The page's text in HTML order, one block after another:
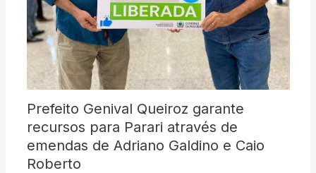
Prefeito Genival Queiroz garante
recursos para Parari através de
emendas de Adriano Galdino e Caio
Roberto